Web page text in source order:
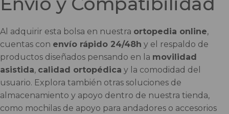
Al adquirir esta bolsa en nuestra ortopedia online,
cuentas con envío rápido 24/48h y el respaldo de
productos diseñados pensando en la movilidad
asistida, calidad ortopédica y la comodidad del
usuario. Explora también otras soluciones de
almacenamiento y apoyo dentro de nuestra tienda,
como mochilas de apoyo para andadores o accesorios